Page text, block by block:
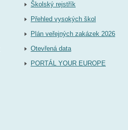
Školský rejstřík
Přehled vysokých škol
Plán veřejných zakázek 2026
Otevřená data
PORTÁL YOUR EUROPE